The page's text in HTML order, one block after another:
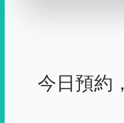
今日預約